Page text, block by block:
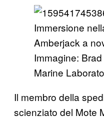
Immersione
Amberjack a
Immagine:
Marine
Il membro della
scienziato del Mote